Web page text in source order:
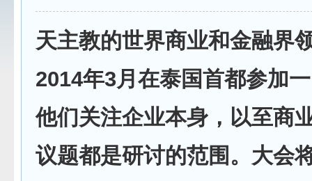
天主教的世界商业和金融界
2014年3月在泰国首都参加
他们关注企业本身，以至商
议题都是研讨的范围。大会